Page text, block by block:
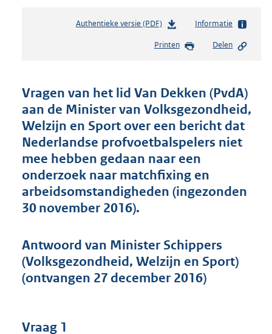
Authentieke versie (PDF)b
s
n
d
s
g
r
o
t
t
0
b
Informatie
Printen Delen
Vragen van het lid Van Dekken (PvdA)
aan de Minister van Volksgezondheid,
Welzijn en Sport over een bericht dat
Nederlandse profvoetbalspelers niet
mee hebben gedaan naar een
onderzoek naar matchfixing en
arbeidsomstandigheden (ingezonden
30 november 2016).
Antwoord van Minister Schippers
(Volksgezondheid, Welzijn en Sport)
(ontvangen 27 december 2016)
Vraag 1